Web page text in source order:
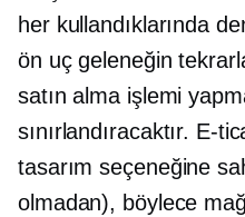
her kullandıklarında
ön uçgeleneğin
satın alma işlemi
sınırlandıracaktır. E-
tasarım seçeneğine
olmadan), böylece